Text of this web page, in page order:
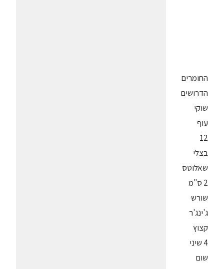
החומרים
הדרושים
שוקי
עוף
12
בצלי
שאלוטס
2 ס"מ
שורש
ג'ינג'ר
קצוץ
4 שיני
שום